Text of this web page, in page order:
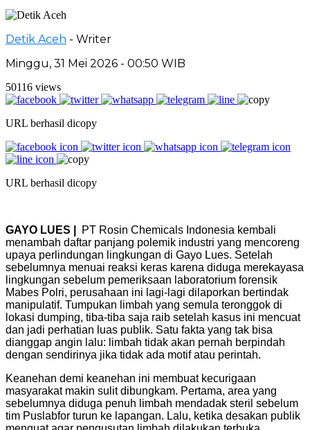
Detik Aceh - Writer
Minggu, 31 Mei 2026 - 00:50 WIB
50116 views
URL berhasil dicopy
URL berhasil dicopy
GAYO LUES |
PT Rosin Chemicals Indonesia kembali
menambah daftar panjang polemik industri yang mencoreng
upaya perlindungan lingkungan di Gayo Lues. Setelah
sebelumnya menuai reaksi keras karena diduga merekayasa
lingkungan sebelum pemeriksaan laboratorium forensik
Mabes Polri, perusahaan ini lagi-lagi dilaporkan bertindak
manipulatif. Tumpukan limbah yang semula teronggok di
lokasi dumping, tiba-tiba saja raib setelah kasus ini mencuat
dan jadi perhatian luas publik. Satu fakta yang tak bisa
dianggap angin lalu: limbah tidak akan pernah berpindah
dengan sendirinya jika tidak ada motif atau perintah.
Keanehan demi keanehan ini membuat kecurigaan
masyarakat makin sulit dibungkam. Pertama, area yang
sebelumnya diduga penuh limbah mendadak steril sebelum
tim Puslabfor turun ke lapangan. Lalu, ketika desakan publik